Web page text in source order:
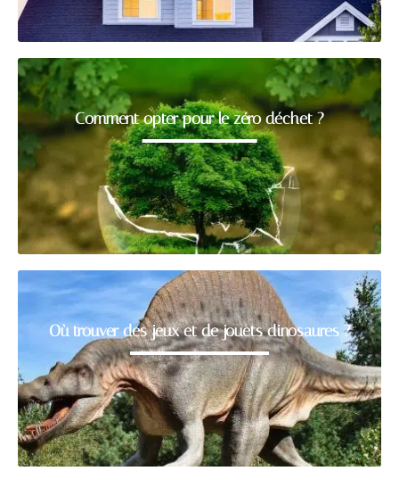
Comment opter pour le zéro déchet ?
Où trouver des jeux et de jouets dinosaures ?